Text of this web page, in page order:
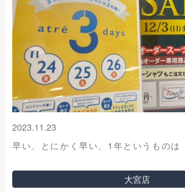
2023.11.23
早い、とにかく早い、1年というものは
大宮店